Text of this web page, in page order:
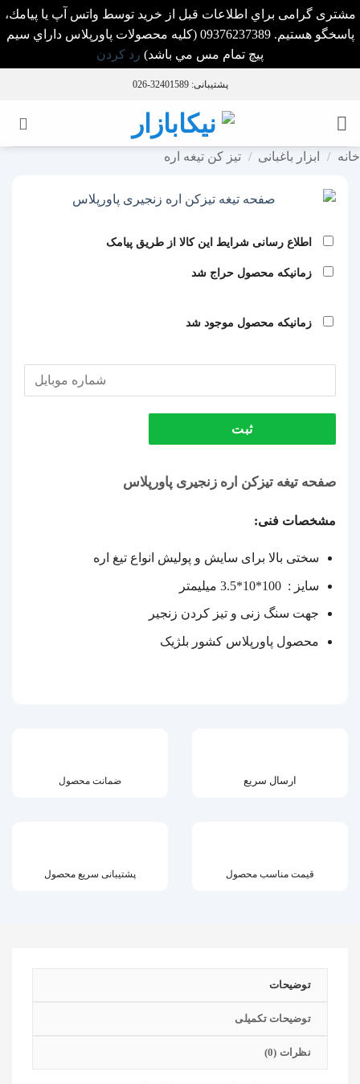
مشتری گرامی براي اطلاعات قبل از خريد توسط واتس آپ يا پيامك،
پاسخگو هستيم. 09376237389 (كليه محصولات پاورپلاس داراي سيم
پيچ تمام مس مي باشد) رد کردن
content
پشتیبانی: 32401589-026
خانه / ابزار باغبانی / تيز کن تيغه اره
اطلاع رسانی شرایط این کالا از طریق پیامک
زمانیکه محصول حراج شد
زمانیکه محصول موجود شد
ثبت
صفحه تیغه تیزکن اره زنجیری پاورپلاس
مشخصات فنی:
سختی بالا برای سایش و پولیش انواع تیغ اره
سایز : 100*10*3.5 میلیمتر
جهت سنگ زنی و تیز کردن زنجیر
محصول پاورپلاس کشور بلژیک
ارسال سریع ضمانت محصول
قیمت مناسب محصول پشتیبانی سریع محصول
توضیحات
توضیحات تکمیلی
نظرات (0)